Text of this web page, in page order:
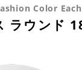
Color
ラウンド